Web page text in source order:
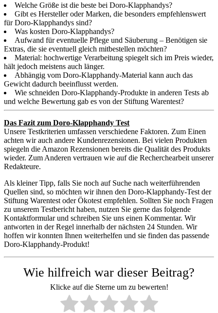
Welche Größe ist die beste bei Doro-Klapphandys?
Gibt es Hersteller oder Marken, die besonders empfehlenswert
für Doro-Klapphandys sind?
Was kosten Doro-Klapphandys?
Aufwand für eventuelle Pflege und Säuberung – Benötigen sie
Extras, die sie eventuell gleich mitbestellen möchten?
Material: hochwertige Verarbeitung spiegelt sich im Preis wieder,
hält jedoch meistens auch länger.
Abhängig vom Doro-Klapphandy-Material kann auch das
Gewicht dadurch beeinflusst werden.
Wie schneiden Doro-Klapphandy-Produkte in anderen Tests ab
und welche Bewertung gab es von der Stiftung Warentest?
Das Fazit zum Doro-Klapphandy Test
Unsere Testkriterien umfassen verschiedene Faktoren. Zum Einen
achten wir auch andere Kundenrezensionen. Bei vielen Produkten
spiegeln die Amazon Rezensionen bereits die Qualität des Produkts
wieder. Zum Anderen vertrauen wie auf die Recherchearbeit unserer
Redakteure.
Als kleiner Tipp, falls Sie noch auf Suche nach weiterführenden
Quellen sind, so möchten wir ihnen den Doro-Klapphandy-Test der
Stiftung Warentest oder Ökotest empfehlen. Sollten Sie noch Fragen
zu unserem Testbericht haben, nutzen Sie gerne das folgende
Kontaktformular und schreiben Sie uns einen Kommentar. Wir
antworten in der Regel innerhalb der nächsten 24 Stunden. Wir
hoffen wir konnten Ihnen weiterhelfen und sie finden das passende
Doro-Klapphandy-Produkt!
Wie hilfreich war dieser Beitrag?
Klicke auf die Sterne um zu bewerten!